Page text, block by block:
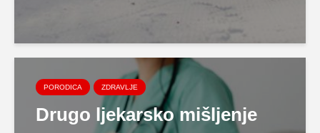
PORODICA ZDRAVLJE
Drugo ljekarsko mišljenje